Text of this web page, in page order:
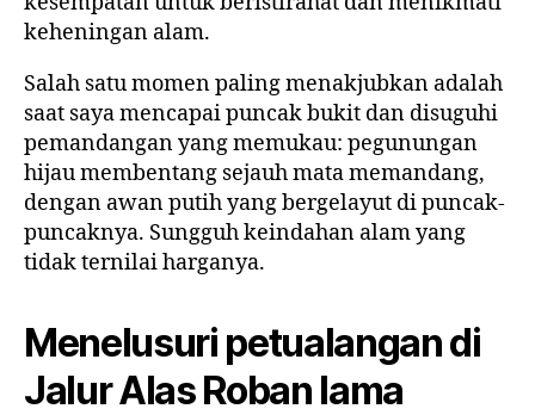
keheningan alam.
Salah satu momen paling menakjubkan adalah
saat saya mencapai puncak bukit dan disuguhi
pemandangan yang memukau: pegunungan
hijau membentang sejauh mata memandang,
dengan awan putih yang bergelayut di puncak-
puncaknya. Sungguh keindahan alam yang
tidak ternilai harganya.
Menelusuri petualangan di
Jalur Alas Roban lama